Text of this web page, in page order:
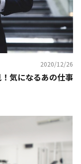
2020/12/26
気になるあの仕事